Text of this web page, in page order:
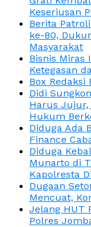
Keseriusan
Berita
ke-80,
Masyarakat
Bisnis Miras
Ketegasan
Box Redaksi
Didi
Harus Jujur,
Hukum
Diduga Ada
Finance
Diduga
Munarto di
Kapolresta
Dugaan
Mencuat,
Jelang HUT
Polres